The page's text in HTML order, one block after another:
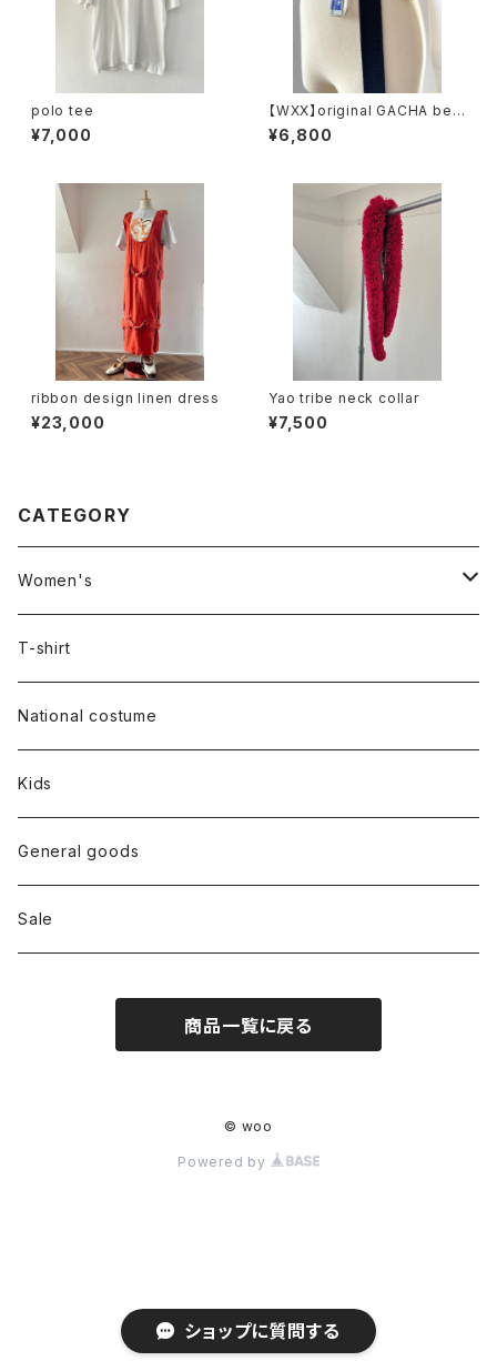
ショップに質問する
polo tee
¥7,000
【WXX】original GACHA belt
(navy)
¥6,800
ribbon design linen dress
¥23,000
Yao tribe neck collar
¥7,500
CATEGORY
Women's
Outer
Dress
Tops
Bottoms
Shoes
T-shirt
National costume
Kids
General goods
Sale
商品一覧に戻る
© woo
Powered by